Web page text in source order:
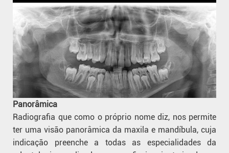
Panorâmica
Radiografia que como o próprio nome diz, nos permite
ter uma visão panorâmica da maxila e mandíbula, cuja
indicação preenche a todas as especialidades da